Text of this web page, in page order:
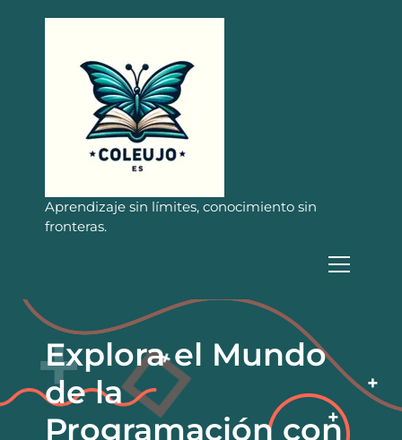
Aprendizaje sin límites, conocimiento sin
fronteras.
Explora el Mundo
de la
Programación con